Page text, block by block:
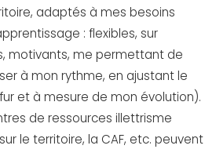
adaptés à mes besoins
: flexibles, sur
motivants, me permettant de
à mon rythme, en ajustant le
et à mesure de mon évolution).
de ressources illettrisme
le territoire, la CAF, etc. peuvent